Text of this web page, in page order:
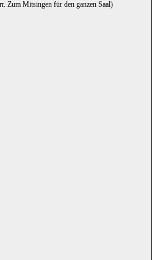
Zum Mitsingen für den ganzen Saal)